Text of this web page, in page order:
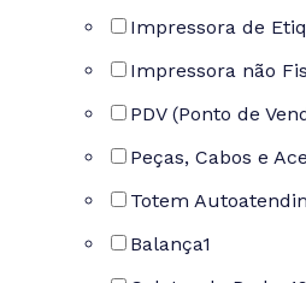
Impressora de
Impressora não
PDV (Ponto de
Peças, Cabos e
Totem
Balança1